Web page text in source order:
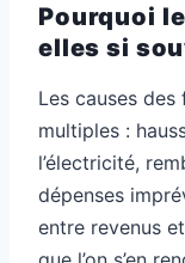
Pourquoi
elles si
Les causes
multiples :
l’électricité,
dépenses
entre revenus